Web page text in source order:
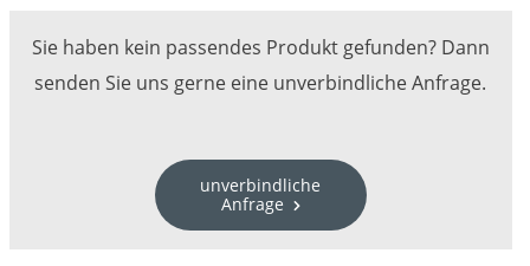
Sie haben kein passendes Produkt gefunden? Dann
senden Sie uns gerne eine unverbindliche Anfrage.
unverbindliche
Anfrage